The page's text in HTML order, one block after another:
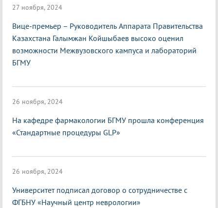
27 ноября, 2024
Вице-премьер – Руководитель Аппарата Правительства
Казахстана Галымжан Койшыбаев высоко оценил
возможности Межвузовского кампуса и лабораторий
БГМУ
26 ноября, 2024
На кафедре фармакологии БГМУ прошла конференция
«Стандартные процедуры GLP»
26 ноября, 2024
Университет подписал договор о сотрудничестве с
ФГБНУ «Научный центр неврологии»